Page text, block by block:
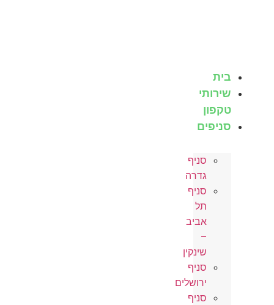
בית
שירותי
טקפון
סניפים
סניף
גדרה
סניף
תל
אביב
–
שינקין
סניף
ירושלים
סניף